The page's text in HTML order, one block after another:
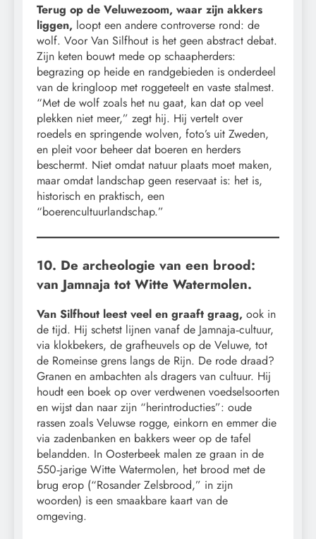
Terug op de Veluwezoom, waar zijn akkers
liggen, loopt een andere controverse rond: de
wolf. Voor Van Silfhout is het geen abstract debat.
Zijn keten bouwt mede op schaapherders:
begrazing op heide en randgebieden is onderdeel
van de kringloop met roggeteelt en vaste stalmest.
“Met de wolf zoals het nu gaat, kan dat op veel
plekken niet meer,” zegt hij. Hij vertelt over
roedels en springende wolven, foto’s uit Zweden,
en pleit voor beheer dat boeren en herders
beschermt. Niet omdat natuur plaats moet maken,
maar omdat landschap geen reservaat is: het is,
historisch en praktisch, een
“boerencultuurlandschap.”
10. De archeologie van een brood:
van Jamnaja tot Witte Watermolen.
Van Silfhout leest veel en graaft graag, ook in
de tijd. Hij schetst lijnen vanaf de Jamnaja‑cultuur,
via klokbekers, de grafheuvels op de Veluwe, tot
de Romeinse grens langs de Rijn. De rode draad?
Granen en ambachten als dragers van cultuur. Hij
houdt een boek op over verdwenen voedselsoorten
en wijst dan naar zijn “herintroducties”: oude
rassen zoals Veluwse rogge, einkorn en emmer die
via zadenbanken en bakkers weer op de tafel
belandden. In Oosterbeek malen ze graan in de
550‑jarige Witte Watermolen, het brood met de
brug erop (“Rosander Zelsbrood,” in zijn
woorden) is een smaakbare kaart van de
omgeving.